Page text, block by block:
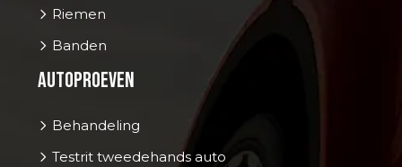
Riemen
Banden
Autoproeven
Behandeling
Testrit tweedehands auto